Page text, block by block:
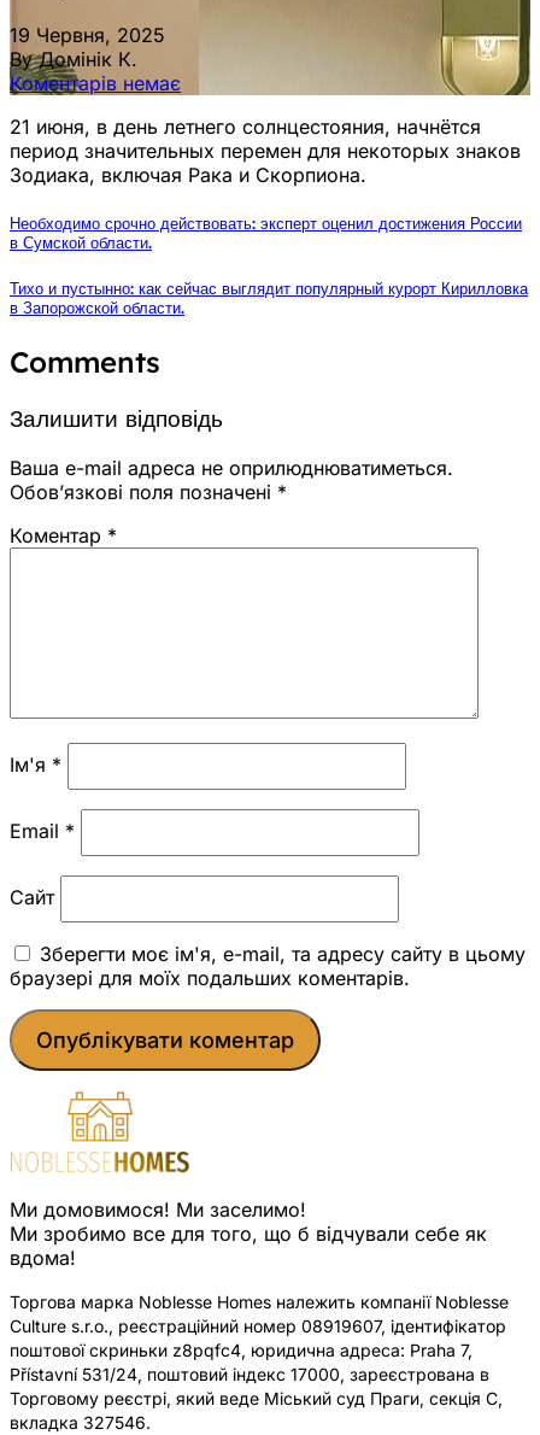
19 Червня, 2025
By Домінік К.
Коментарів немає
21 июня, в день летнего солнцестояния, начнётся
период значительных перемен для некоторых знаков
Зодиака, включая Рака и Скорпиона.
Необходимо срочно действовать: эксперт оценил достижения России
в Сумской области.
Тихо и пустынно: как сейчас выглядит популярный курорт Кирилловка
в Запорожской области.
Comments
Залишити відповідь
Ваша e-mail адреса не оприлюднюватиметься.
Обов’язкові поля позначені *
Коментар *
Ім'я *
Email *
Сайт
Зберегти моє ім'я, e-mail, та адресу сайту в цьому
браузері для моїх подальших коментарів.
Ми домовимося! Ми заселимо!
Ми зробимо все для того, що б відчували себе як
вдома!
Торгова марка Noblesse Homes належить компанії Noblesse
Culture s.r.o., реєстраційний номер 08919607, ідентифікатор
поштової скриньки z8pqfc4, юридична адреса: Praha 7,
Přístavní 531/24, поштовий індекс 17000, зареєстрована в
Торговому реєстрі, який веде Міський суд Праги, секція C,
вкладка 327546.